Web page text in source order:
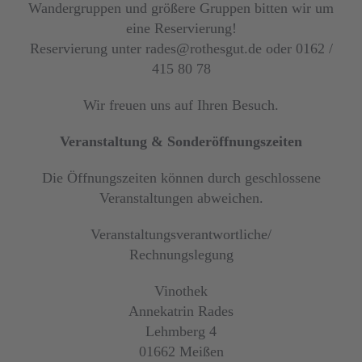
Wandergruppen und größere Gruppen bitten wir um
eine Reservierung!
Reservierung unter rades@rothesgut.de oder 0162 /
415 80 78
Wir freuen uns auf Ihren Besuch.
Veranstaltung & Sonderöffnungszeiten
Die Öffnungszeiten können durch geschlossene
Veranstaltungen abweichen.
Veranstaltungsverantwortliche/
Rechnungslegung
Vinothek
Annekatrin Rades
Lehmberg 4
01662 Meißen